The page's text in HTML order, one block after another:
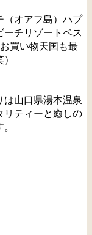
（オアフ島）ハプ
ーチリゾートベス
買い物天国も最
は山口県湯本温泉
リティーと癒しの